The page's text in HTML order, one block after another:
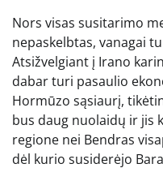
Nors visas susitarimo
nepaskelbtas, vanagai
Atsižvelgiant į Irano
dabar turi pasaulio
Hormūzo sąsiaurį,
bus daug nuolaidų ir jis
regione nei Bendras
dėl kurio susiderėjo